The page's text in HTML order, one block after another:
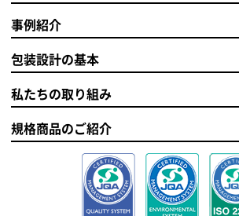
事例紹介
包装設計の基本
私たちの取り組み
規格商品のご紹介